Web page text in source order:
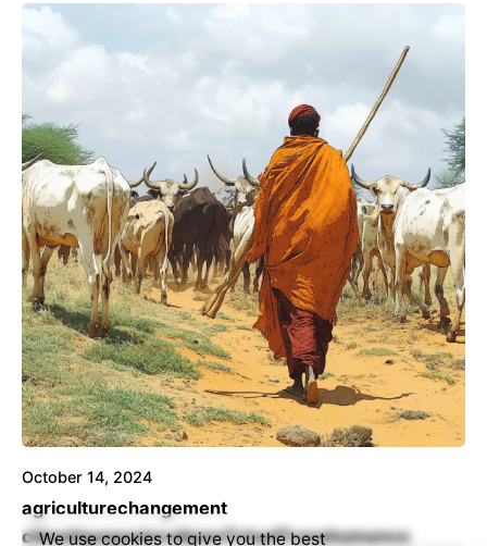
October 14, 2024
agriculturechangement
climatiquepastoralismeTchadTranshumance
We use cookies to give you the best